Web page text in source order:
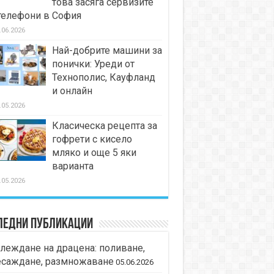
в София
Най-добрите машини за
понички: Уреди от
Технополис, Кауфланд
и онлайн
Класическа рецепта за
гофрети с кисело
мляко и още 5 яки
варианта
публикации
на драцена: поливане,
размножаване 05.06.2026